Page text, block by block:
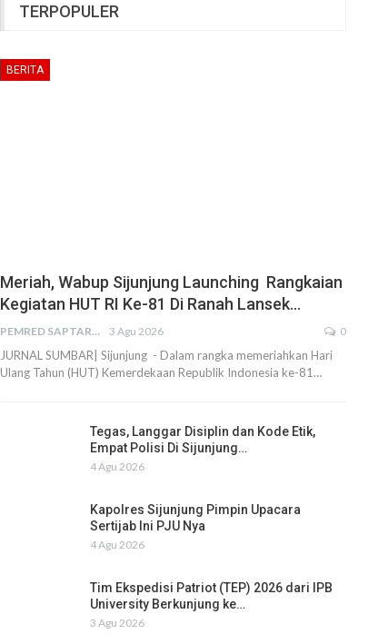
TERPOPULER
BERITA
Meriah, Wabup Sijunjung Launching Rangkaian
Kegiatan HUT RI Ke-81 Di Ranah Lansek…
PEMRED SAPTARIUS 3 Agu 2026 0
JURNAL SUMBAR| Sijunjung - Dalam rangka memeriahkan Hari
Ulang Tahun (HUT) Kemerdekaan Republik Indonesia ke-81…
Tegas, Langgar Disiplin dan Kode Etik,
Empat Polisi Di Sijunjung…
4 Agu 2026
Kapolres Sijunjung Pimpin Upacara
Sertijab Ini PJU Nya
4 Agu 2026
Tim Ekspedisi Patriot (TEP) 2026 dari IPB
University Berkunjung ke…
3 Agu 2026